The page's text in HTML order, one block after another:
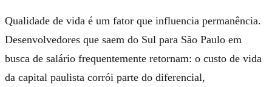
Qualidade de vida é um fator que influencia permanência.
Desenvolvedores que saem do Sul para São Paulo em
busca de salário frequentemente retornam: o custo de vida
da capital paulista corrói parte do diferencial,